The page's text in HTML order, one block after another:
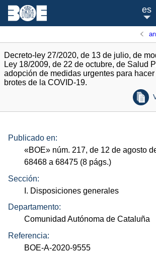
es
Decreto-ley 27/2020, de 13 de julio, de
Ley 18/2009, de 22 de octubre, de Salud
adopción de medidas urgentes para
brotes de la COVID-19.
Publicado en:
«BOE» núm. 217, de 12 de agosto
68468 a 68475 (8 págs.)
Sección:
I. Disposiciones generales
Departamento:
Comunidad Autónoma de Cataluña
Referencia:
BOE-A-2020-9555